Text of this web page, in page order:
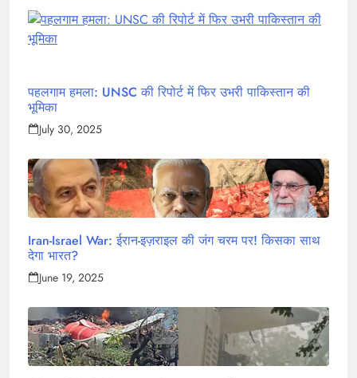
पहलगाम हमला: UNSC की रिपोर्ट में फिर उभरी पाकिस्तान की
भूमिका
July 30, 2025
Iran-Israel War: ईरान-इज़राइल की जंग चरम पर! किसका साथ
देगा भारत?
June 19, 2025